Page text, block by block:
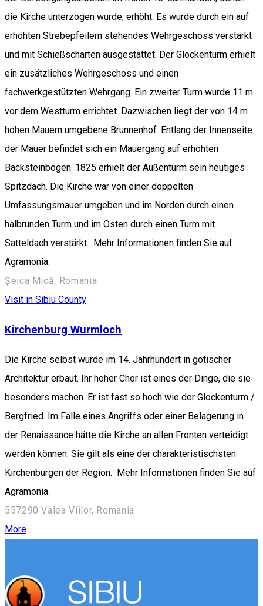
die Kirche unterzogen wurde, erhöht. Es wurde durch ein auf
erhöhten Strebepfeilern stehendes Wehrgeschoss verstärkt
und mit Schießscharten ausgestattet. Der Glockenturm erhielt
ein zusätzliches Wehrgeschoss und einen
fachwerkgestützten Wehrgang. Ein zweiter Turm wurde 11 m
vor dem Westturm errichtet. Dazwischen liegt der von 14 m
hohen Mauern umgebene Brunnenhof. Entlang der Innenseite
der Mauer befindet sich ein Mauergang auf erhöhten
Backsteinbögen. 1825 erhielt der Außenturm sein heutiges
Spitzdach. Die Kirche war von einer doppelten
Umfassungsmauer umgeben und im Norden durch einen
halbrunden Turm und im Osten durch einen Turm mit
Satteldach verstärkt. Mehr Informationen finden Sie auf
Agramonia.
Șeica Mică, Romania
Visit in Sibiu County
Kirchenburg Wurmloch
Die Kirche selbst wurde im 14. Jahrhundert in gotischer
Architektur erbaut. Ihr hoher Chor ist eines der Dinge, die sie
besonders machen. Er ist fast so hoch wie der Glockenturm /
Bergfried. Im Falle eines Angriffs oder einer Belagerung in
der Renaissance hätte die Kirche an allen Fronten verteidigt
werden können. Sie gilt als eine der charakteristischsten
Kirchenburgen der Region. Mehr Informationen finden Sie auf
Agramonia.
557290 Valea Viilor, Romania
More